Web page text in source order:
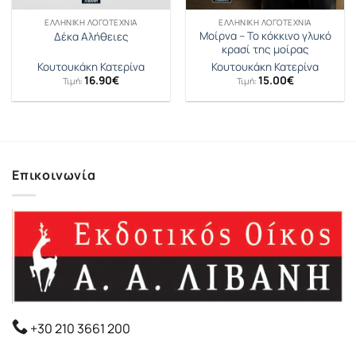
ΕΛΛΗΝΙΚΉ ΛΟΓΟΤΕΧΝΊΑ
Δέκα Αλήθειες
Κουτουκάκη Κατερίνα
Τιμή: 16.90€
ΕΛΛΗΝΙΚΉ ΛΟΓΟΤΕΧΝΊΑ
Μοίρνα – Το κόκκινο γλυκό
κρασί της μοίρας
Κουτουκάκη Κατερίνα
Τιμή: 15.00€
Επικοινωνία
+30 210 3661 200